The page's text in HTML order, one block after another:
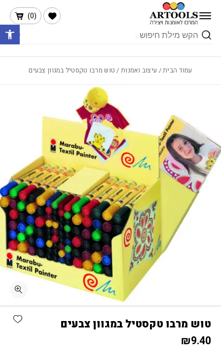
Skip to Content
Products
search
(
0
)
הרשימה שלי
עמוד הבית/ עיצוב ואמנות / טוש מרבו טקסטיל במגוון צבעים
טוש מרבו טקסטיל במגוון צבעים
₪9.40
בחזרה למעלה